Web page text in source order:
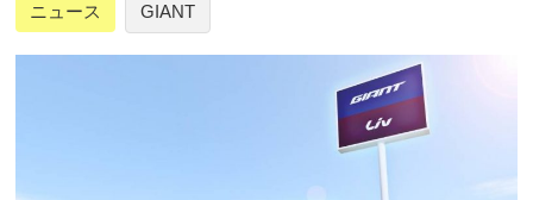
ニュース GIANT